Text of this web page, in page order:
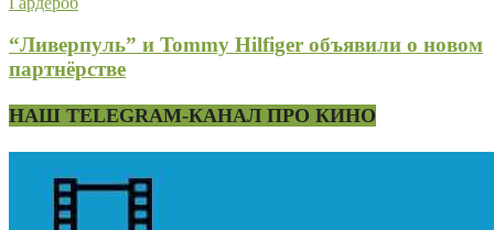
“Ливерпуль” и Tommy Hilfiger объявили о новом
партнёрстве
НАШ TELEGRAM-КАНАЛ ПРО КИНО